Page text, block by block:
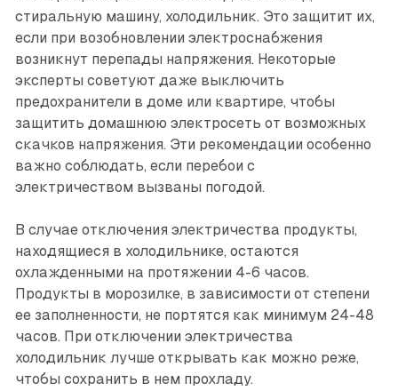
стиральную машину, холодильник. Это защитит их,
если при возобновлении электроснабжения
возникнут перепады напряжения. Некоторые
эксперты советуют даже выключить
предохранители в доме или квартире, чтобы
защитить домашнюю электросеть от возможных
скачков напряжения. Эти рекомендации особенно
важно соблюдать, если перебои с
электричеством вызваны погодой.
В случае отключения электричества продукты,
находящиеся в холодильнике, остаются
охлажденными на протяжении 4-6 часов.
Продукты в морозилке, в зависимости от степени
ее заполненности, не портятся как минимум 24-48
часов. При отключении электричества
холодильник лучше открывать как можно реже,
чтобы сохранить в нем прохладу.